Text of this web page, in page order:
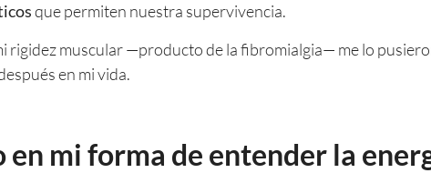
que permiten nuestra supervivencia.
rigidez muscular —producto de la fibromialgia— me lo
en mi vida.
en mi forma de entender la